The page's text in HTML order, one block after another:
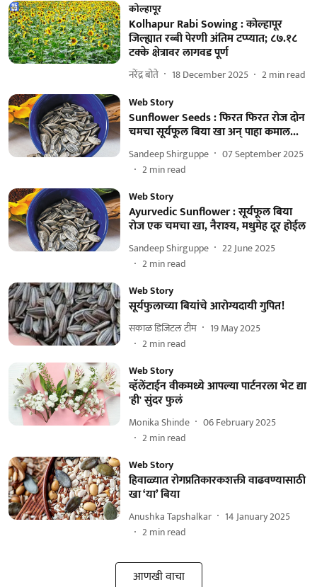
कोल्हापूर
Kolhapur Rabi Sowing : कोल्हापूर
जिल्ह्यात रब्बी पेरणी अंतिम टप्प्यात; ८७.१८
टक्के क्षेत्रावर लागवड पूर्ण
नरेंद्र बोते 18 December 2025 2min read
Web Story
Sunflower Seeds : फिरत फिरत रोज दोन
चमचा सूर्यफूल बिया खा अन् पाहा कमाल...
Sandeep Shirguppe
07 September 2025
2min read
Web Story
Ayurvedic Sunflower : सूर्यफूल बिया
रोज एक चमचा खा, नैराश्य, मधुमेह दूर होईल
Sandeep Shirguppe
22 June 2025
2min read
Web Story
सूर्यफुलाच्या बियांचे आरोग्यदायी गुपित!
सकाळ डिजिटल टीम
19 May 2025
2min read
Web Story
व्हॅलेंटाईन वीकमध्ये आपल्या पार्टनरला भेट द्या
'ही' सुंदर फुलं
Monika Shinde
06 February 2025
2min read
Web Story
हिवाळ्यात रोगप्रतिकारकशक्ती वाढवण्यासाठी
खा ‘या’ बिया
Anushka Tapshalkar
14 January 2025
2min read
आणखी वाचा